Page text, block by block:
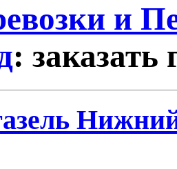
и
: заказать